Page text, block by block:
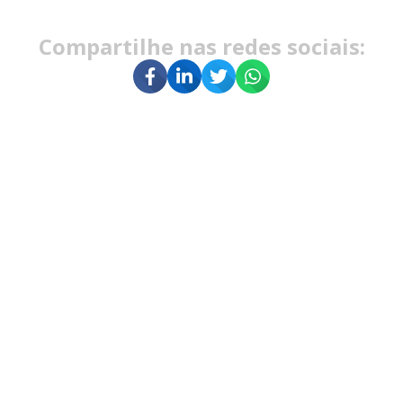
Compartilhe nas redes sociais: